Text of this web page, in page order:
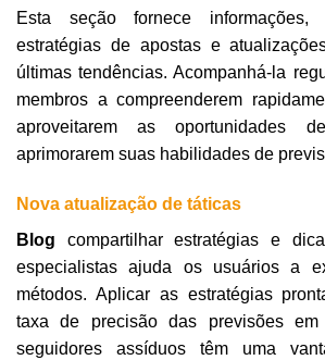
Esta seção fornece
estratégias de apostas e
últimas tendências. Acompanhá-la
membros a compreenderem
aproveitarem as oportunidades
aprimorarem suas habilidades de
Nova atualização de táticas
Blog compartilhar estratégias e
especialistas ajuda os usuários a
métodos. Aplicar as estratégias
taxa de precisão das previsões
seguidores assíduos têm uma